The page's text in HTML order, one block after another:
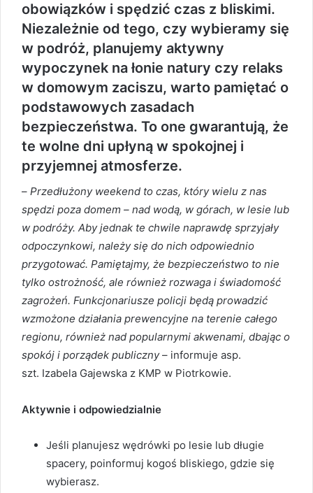
obowiązków i spędzić czas z bliskimi.
Niezależnie od tego, czy wybieramy się
w podróż, planujemy aktywny
wypoczynek na łonie natury czy relaks
w domowym zaciszu, warto pamiętać o
podstawowych zasadach
bezpieczeństwa. To one gwarantują, że
te wolne dni upłyną w spokojnej i
przyjemnej atmosferze.
– Przedłużony weekend to czas, który wielu z nas
spędzi poza domem – nad wodą, w górach, w lesie lub
w podróży. Aby jednak te chwile naprawdę sprzyjały
odpoczynkowi, należy się do nich odpowiednio
przygotować. Pamiętajmy, że bezpieczeństwo to nie
tylko ostrożność, ale również rozwaga i świadomość
zagrożeń. Funkcjonariusze policji będą prowadzić
wzmożone działania prewencyjne na terenie całego
regionu, również nad popularnymi akwenami, dbając o
spokój i porządek publiczny– informuje asp.
szt. Izabela Gajewska z KMP w Piotrkowie.
Aktywnie i odpowiedzialnie
Jeśli planujesz wędrówki po lesie lub długie
spacery, poinformuj kogoś bliskiego, gdzie się
wybierasz.